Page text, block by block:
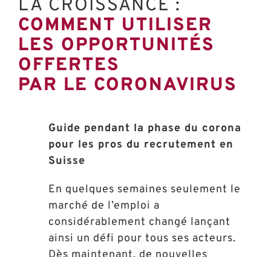
LA CROISSANCE :
COMMENT UTILISER
LES OPPORTUNITÉS
OFFERTES
PAR LE CORONAVIRUS
Guide pendant la phase du corona
pour les pros du recrutement en
Suisse
En quelques semaines seulement le
marché de l’emploi a
considérablement changé lançant
ainsi un défi pour tous ses acteurs.